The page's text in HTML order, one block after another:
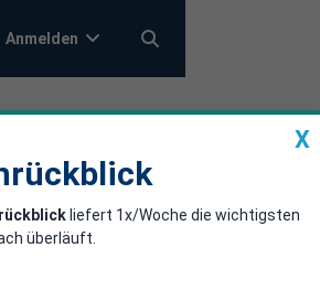
Anmelden
X
liefert 1x/Woche die wichtigsten
überläuft.